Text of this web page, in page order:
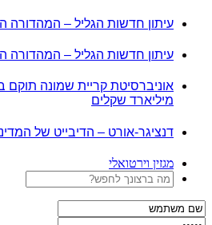
עיתון חדשות הגליל – המהדורה
עיתון חדשות הגליל – המהדורה
אוניברסיטת קריית שמונה
מיליארד שקלים
דנציגר-אורט – הדיבייט של
מגזין וירטואלי